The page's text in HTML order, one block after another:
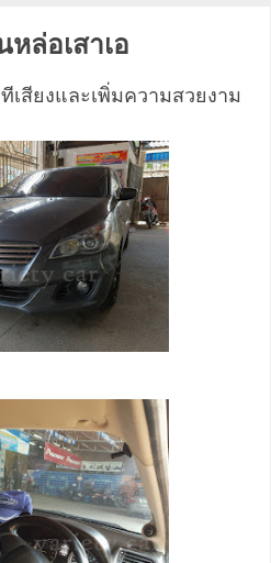
หล่อเสาเอ
เสียงและเพิ่มความสวยงาม